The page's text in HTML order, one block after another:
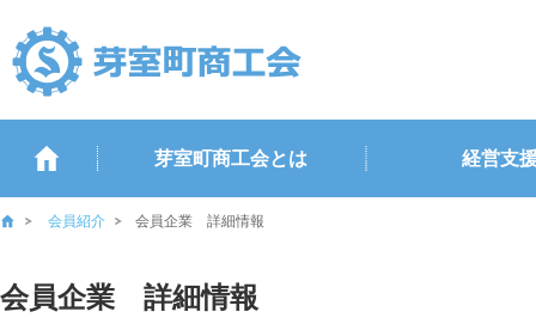
芽室町商工会とは 経営支
会員紹介 会員企業 詳細情報
会員企業 詳細情報